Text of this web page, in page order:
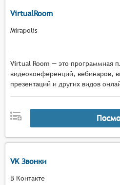
VirtualRoom
Mirapolis
Virtual Room — это программная
видеоконференций, вебинаров,
презентаций и других видов
VK Звонки
В Контакте